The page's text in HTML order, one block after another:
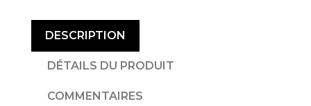
DESCRIPTION
DÉTAILS DU PRODUIT
COMMENTAIRES